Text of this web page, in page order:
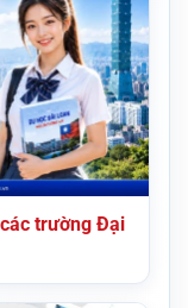
trường Đại